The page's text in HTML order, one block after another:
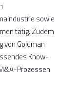
sowie
tätig. Zudem
von Goldman
Know-
Prozessen